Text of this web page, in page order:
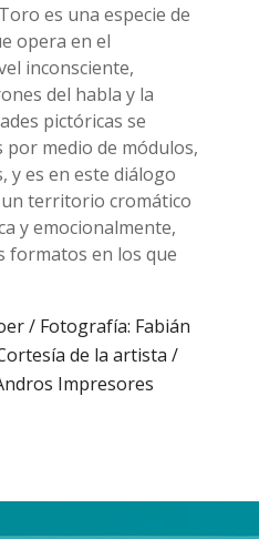
es una especie de
opera en el
inconsciente,
del habla y la
pictóricas se
medio de módulos,
y es en este diálogo
territorio cromático
y emocionalmente,
formatos en los que
/ Fotografía: Fabián
de la artista /
Impresores